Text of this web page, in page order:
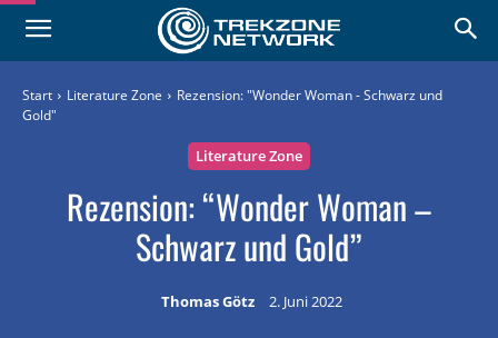
Start Literature Zone
Rezension: "Wonder Woman - Schwarz und
Gold"
Literature Zone
Rezension: “Wonder Woman –
Schwarz und Gold”
Thomas Götz 2. Juni 2022